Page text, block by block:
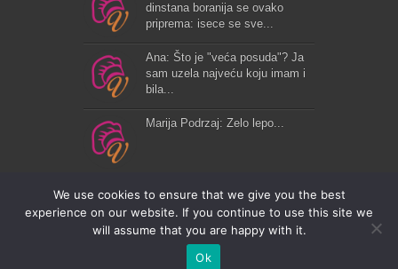
dinstana boranija se ovako
priprema: isece se sve...
Ana: Što je "veća posuda"? Ja
sam uzela najveću koju imam i
bila...
Marija Podrzaj: Zelo lepo...
VrhunskiRecepti © Copyright 2026, All Rights Reserved. |
We use cookies to ensure that we give you the best
experience on our website. If you continue to use this site we
will assume that you are happy with it.
Ok